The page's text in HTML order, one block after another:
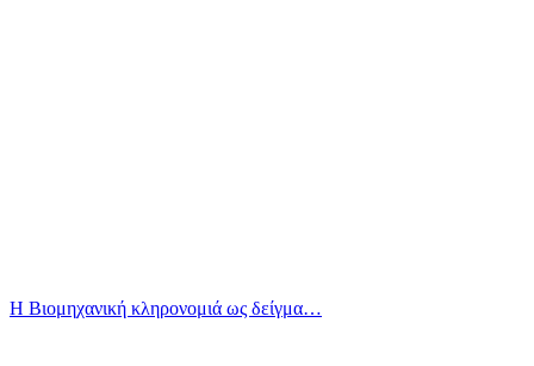
Η Βιομηχανική κληρονομιά ως δείγμα…